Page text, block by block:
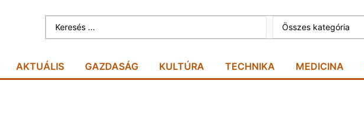
AKTUÁLIS GAZDASÁG KULTÚRA TECHNIKA MEDICINA